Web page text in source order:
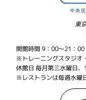
東
開館時間 9：00～21：00
※トレーニングスタジオ
休館日 毎月第三水曜日
※レストランは毎週水曜